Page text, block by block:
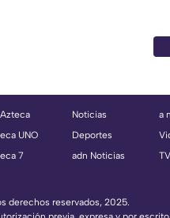
UNO
7
Noticias
Deportes
adn Noticias
a
derechos reservados, 2025.